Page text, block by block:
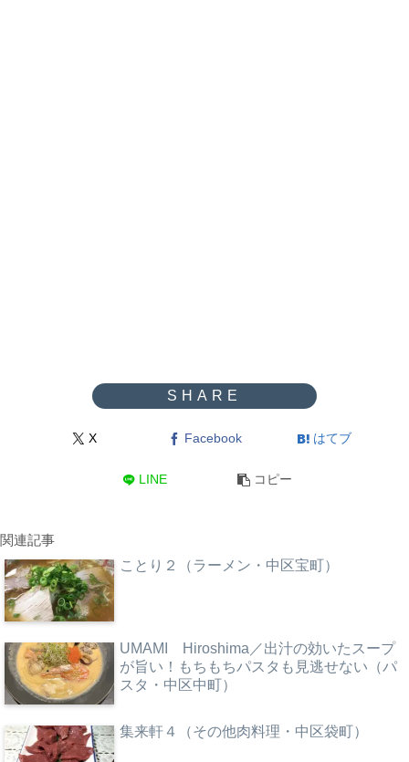
X Facebook はてブ
LINE コピー
関連記事
ことり２（ラーメン・中区宝町）
UMAMI Hiroshima／出汁の効いたスープ
が旨い！もちもちパスタも見逃せない（パ
スタ・中区中町）
集来軒４（その他肉料理・中区袋町）